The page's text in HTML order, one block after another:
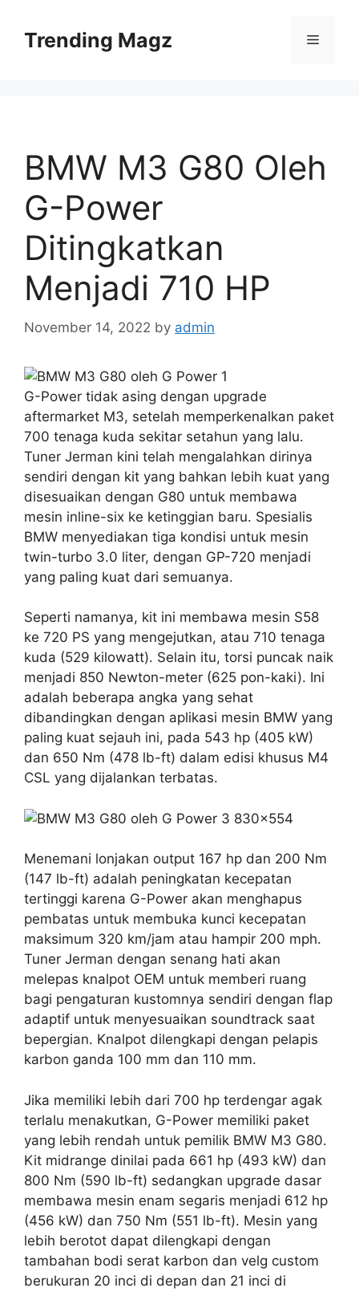
contentTrending Magz Menu
BMW M3 G80 Oleh
G-Power
Ditingkatkan
Menjadi 710 HP
November 14, 2022 by admin
G-Power tidak asing dengan upgrade
aftermarket M3, setelah memperkenalkan paket
700 tenaga kuda sekitar setahun yang lalu.
Tuner Jerman kini telah mengalahkan dirinya
sendiri dengan kit yang bahkan lebih kuat yang
disesuaikan dengan G80 untuk membawa
mesin inline-six ke ketinggian baru. Spesialis
BMW menyediakan tiga kondisi untuk mesin
twin-turbo 3.0 liter, dengan GP-720 menjadi
yang paling kuat dari semuanya.
Seperti namanya, kit ini membawa mesin S58
ke 720 PS yang mengejutkan, atau 710 tenaga
kuda (529 kilowatt). Selain itu, torsi puncak naik
menjadi 850 Newton-meter (625 pon-kaki). Ini
adalah beberapa angka yang sehat
dibandingkan dengan aplikasi mesin BMW yang
paling kuat sejauh ini, pada 543 hp (405 kW)
dan 650 Nm (478 lb-ft) dalam edisi khusus M4
CSL yang dijalankan terbatas.
Menemani lonjakan output 167 hp dan 200 Nm
(147 lb-ft) adalah peningkatan kecepatan
tertinggi karena G-Power akan menghapus
pembatas untuk membuka kunci kecepatan
maksimum 320 km/jam atau hampir 200 mph.
Tuner Jerman dengan senang hati akan
melepas knalpot OEM untuk memberi ruang
bagi pengaturan kustomnya sendiri dengan flap
adaptif untuk menyesuaikan soundtrack saat
bepergian. Knalpot dilengkapi dengan pelapis
karbon ganda 100 mm dan 110 mm.
Jika memiliki lebih dari 700 hp terdengar agak
terlalu menakutkan, G-Power memiliki paket
yang lebih rendah untuk pemilik BMW M3 G80.
Kit midrange dinilai pada 661 hp (493 kW) dan
800 Nm (590 lb-ft) sedangkan upgrade dasar
membawa mesin enam segaris menjadi 612 hp
(456 kW) dan 750 Nm (551 lb-ft). Mesin yang
lebih berotot dapat dilengkapi dengan
tambahan bodi serat karbon dan velg custom
berukuran 20 inci di depan dan 21 inci di